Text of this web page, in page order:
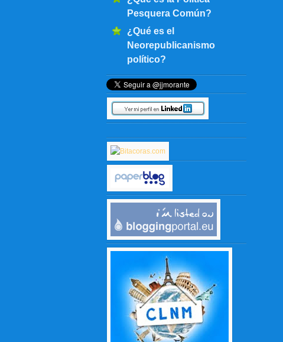
Pesquera Común?
¿Qué es el
Neorepublicanismo
político?